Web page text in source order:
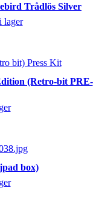
Trådlös Silver
lager
(Retro-bit PRE-
box)